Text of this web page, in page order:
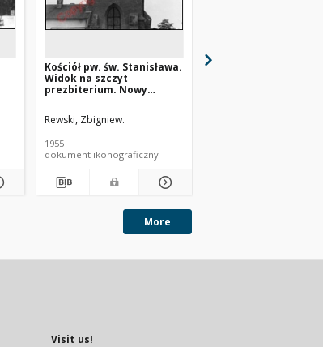
Kościół pw. św. Stanisława.
Widok na szczyt
prezbiterium. Nowy
Rewski, Zbigniew.
1955
dokument ikonograficzny
More
Visit us!